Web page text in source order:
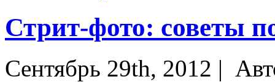
Стрит-фото: советы
Сентябрь 29th, 2012 |